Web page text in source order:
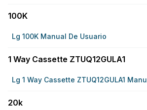
100K
Lg 100K Manual De Usuario
1 Way Cassette ZTUQ12GULA1
Lg 1 Way Cassette ZTUQ12GULA1
20k